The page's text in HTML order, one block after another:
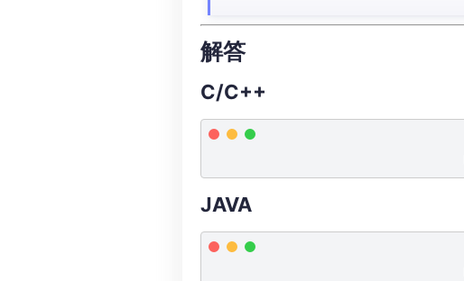
解答
C/C++
JAVA